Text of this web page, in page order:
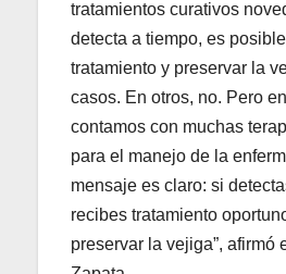
tratamientos curativos
detecta a tiempo, es
tratamiento y preservar la
casos. En otros, no. Pero
contamos con muchas
para el manejo de la
mensaje es claro: si
recibes tratamiento
preservar la vejiga”, afirmó